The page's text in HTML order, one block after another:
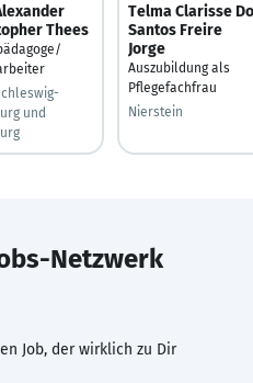
Thees
und
Telma Clarisse
Santos Freire
Jorge
Auszubildung als
Pflegefachfrau
Nierstein
Netzwerk
Job, der wirklich zu Dir